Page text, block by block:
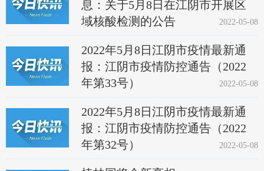
息：关于5月8日在江阴市开展区
域核酸检测的公告
2022-05-08
2022年5月8日江阴市疫情最新通
报：江阴市疫情防控通告（2022
年第33号）
2022-05-08
2022年5月8日江阴市疫情最新通
报：江阴市疫情防控通告（2022
年第32号）
2022-05-08